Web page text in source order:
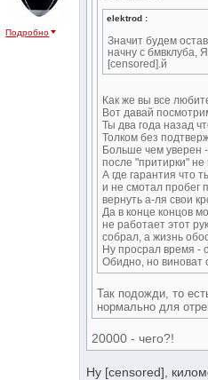
Подробно
elektrod :
Значит будем
начну с бмвклуба,
[censored].й
Как же вы все
Вот давай
Ты два года назад
Толком без
Больше чем уверен
после "притирки"
А где гарантия что
и не смотал пробег
вернуть а-ля свои
Да в конце концов
не работает этот
собрал, а жизнь
Ну просрал время -
Обидно, но виноват
Так подожди, то
нормально для
20000 - чего?!
Ну [censored],